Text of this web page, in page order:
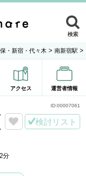
検索
・新宿・代々木 > 南新宿駅 >
アクセス 運営者情報
分
検討リスト
ID:00007061